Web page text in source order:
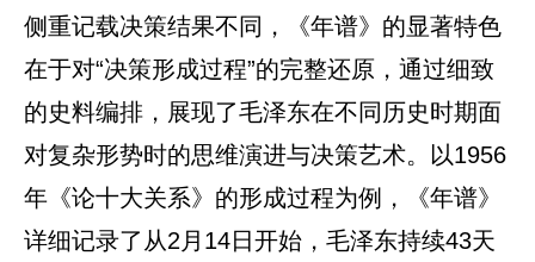
侧重记载决策结果不同，《年谱》的显著特色
在于对“决策形成过程”的完整还原，通过细致
的史料编排，展现了毛泽东在不同历史时期面
对复杂形势时的思维演进与决策艺术。以1956
年《论十大关系》的形成过程为例，《年谱》
详细记录了从2月14日开始，毛泽东持续43天